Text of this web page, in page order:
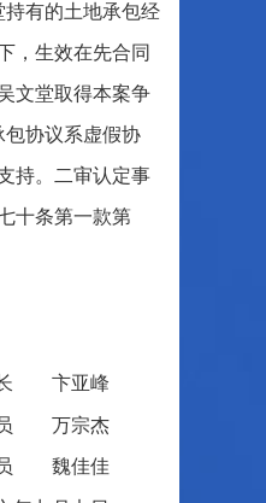
有的土地承包经
，生效在先合同
文堂取得本案争
包协议系虚假协
持。二审认定事
十条第一款第
卞亚峰
员 万宗杰
员 魏佳佳